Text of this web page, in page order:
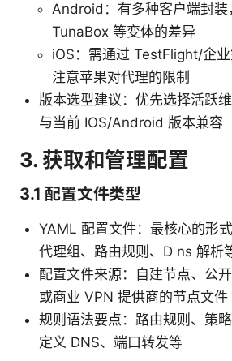
Android：有多种客户端封装
TunaBox 等变体的差异
iOS：需通过 TestFlight/企业
注意苹果对代理的限制
版本选型建议：优先选择活跃
与当前 IOS/Android 版本兼容
3. 获取和管理配置
3.1 配置文件类型
YAML 配置文件：最核心的形
代理组、路由规则、D ns 解析
配置文件来源：自建节点、公
或商业 VPN 提供商的节点文件
规则语法要点：路由规则、策
定义 DNS、端口转发等